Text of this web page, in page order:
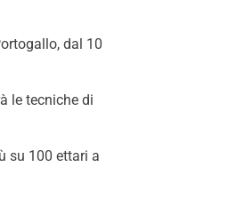
dal 10
le tecniche di
su 100 ettari a